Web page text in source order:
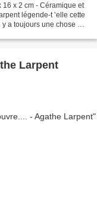
x 2 cm - Céramique et
légende-t ’elle cette
a toujours une chose à
Larpent